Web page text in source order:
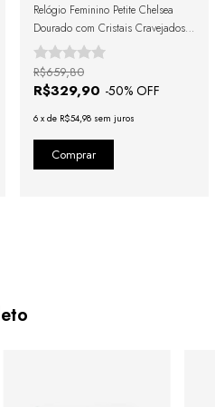
Relógio Feminino Petite Chelsea
Dourado com Cristais Cravejados
19mm
R$329,90 -50% OFF
R$659,80
6 x de R$54,98 sem juros